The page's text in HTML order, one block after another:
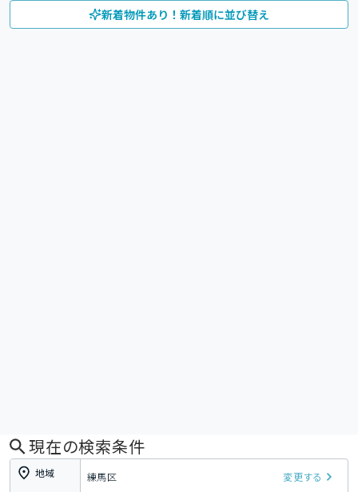
新着物件あり！新着順に並び替え
現在の検索条件
地域 練馬区 変更する